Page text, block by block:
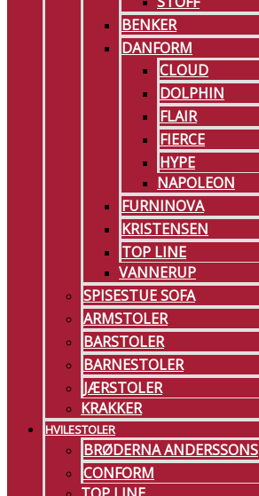
BENKER
DANFORM
CLOUD
DOLPHIN
FLAIR
FIERCE
HYPE
NAPOLEON
FURNINOVA
KRISTENSEN
TOP LINE
VANNERUP
SPISESTUE SOFA
ARMSTOLER
BARSTOLER
BARNESTOLER
JÆRSTOLER
KRAKKER
HVILESTOLER
BRØDERNA ANDERSSONS
CONFORM